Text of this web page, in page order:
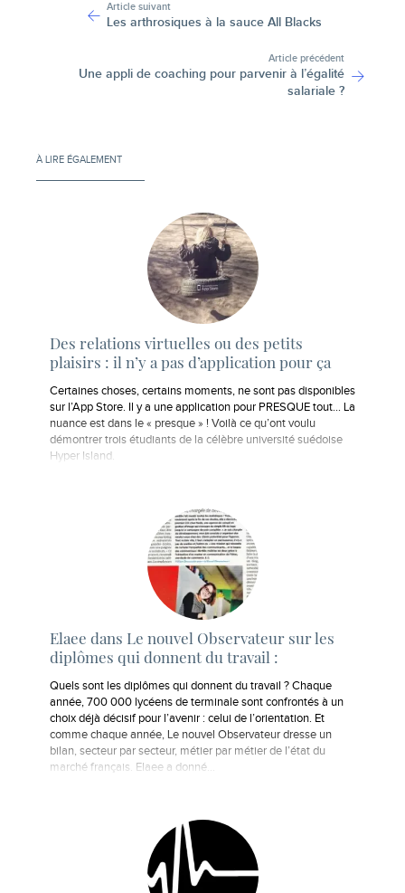
Article suivant
Les arthrosiques à la sauce All Blacks
Article précédent
Une appli de coaching pour parvenir à l’égalité
salariale ?
À LIRE ÉGALEMENT
Des relations virtuelles ou des petits
plaisirs : il n’y a pas d’application pour ça
Certaines choses, certains moments, ne sont pas disponibles
sur l’App Store. Il y a une application pour PRESQUE tout… La
nuance est dans le « presque » ! Voilà ce qu’ont voulu
démontrer trois étudiants de la célèbre université suédoise
Hyper Island.
Elaee dans Le nouvel Observateur sur les
diplômes qui donnent du travail :
Quels sont les diplômes qui donnent du travail ? Chaque
année, 700 000 lycéens de terminale sont confrontés à un
choix déjà décisif pour l’avenir : celui de l’orientation. Et
comme chaque année, Le nouvel Observateur dresse un
bilan, secteur par secteur, métier par métier de l’état du
marché français. Elaee a donné…